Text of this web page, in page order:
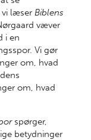
vi læser Biblens
væver
i en
Vi gør
om, hvad
om, hvad
spørger,
betydninger